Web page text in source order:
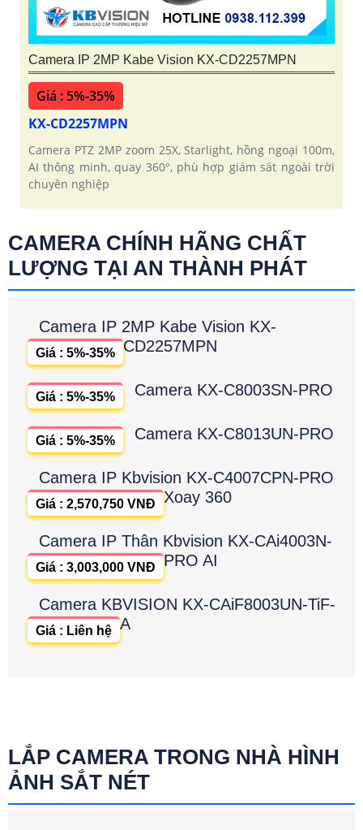
Camera IP 2MP Kabe Vision KX-CD2257MPN
Giá : 5%-35%
KX-CD2257MPN
Camera PTZ 2MP zoom 25X, Starlight, hồng ngoại 100m,
AI thông minh, quay 360°, phù hợp giám sát ngoài trời
chuyên nghiệp
CAMERA CHÍNH HÃNG CHẤT
LƯỢNG TẠI AN THÀNH PHÁT
Camera IP 2MP Kabe Vision KX-
CD2257MPN
Giá : 5%-35%
Camera KX-C8003SN-PRO
Giá : 5%-35%
Camera KX-C8013UN-PRO
Giá : 5%-35%
Camera IP Kbvision KX-C4007CPN-PRO
Xoay 360
Giá : 2,570,750 VNĐ
Camera IP Thân Kbvision KX-CAi4003N-
PRO AI
Giá : 3,003,000 VNĐ
Camera KBVISION KX-CAiF8003UN-TiF-
A
Giá : Liên hệ
LẮP CAMERA TRONG NHÀ HÌNH
ẢNH SẮT NÉT